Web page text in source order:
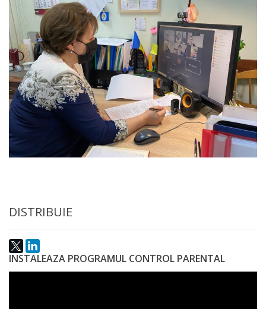
Acte
interne
Media
Comunicate
de
presă
utile
Versiunea
veche
DISTRIBUIE
INSTALEAZA PROGRAMUL CONTROL PARENTAL